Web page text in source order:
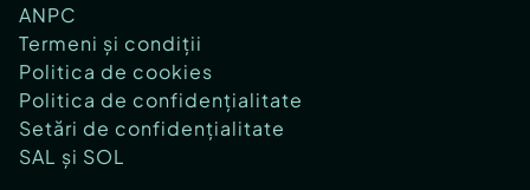
Shopping
- Băneasa Shopping City;
- Colosseum Mall;
- Mega Image Shop & Go;
- Kaufland Straulesti, etc.
ANPC
Termeni și condiții
Politica de cookies
Politica de confidențialitate
Setări de confidențialitate
SAL și SOL